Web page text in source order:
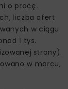
o pracę.
liczba ofert
w ciągu
1 tys.
strony).
w marcu,